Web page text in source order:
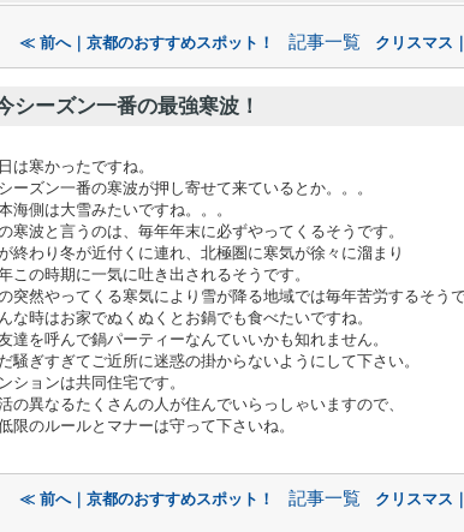
≪ 前へ｜京都のおすすめスポット！ 記事一覧 クリスマス
シーズン一番の最強寒波！
は寒かったですね。
ーズン一番の寒波が押し寄せて来ているとか。。。
海側は大雪みたいですね。。。
寒波と言うのは、毎年年末に必ずやってくるそうです。
終わり冬が近付くに連れ、北極圏に寒気が徐々に溜まり
この時期に一気に吐き出されるそうです。
突然やってくる寒気により雪が降る地域では毎年苦労するそうで
な時はお家でぬくぬくとお鍋でも食べたいですね。
達を呼んで鍋パーティーなんていいかも知れません。
騒ぎすぎてご近所に迷惑の掛からないようにして下さい。
ションは共同住宅です。
の異なるたくさんの人が住んでいらっしゃいますので、
限のルールとマナーは守って下さいね。
≪ 前へ｜京都のおすすめスポット！ 記事一覧 クリスマス